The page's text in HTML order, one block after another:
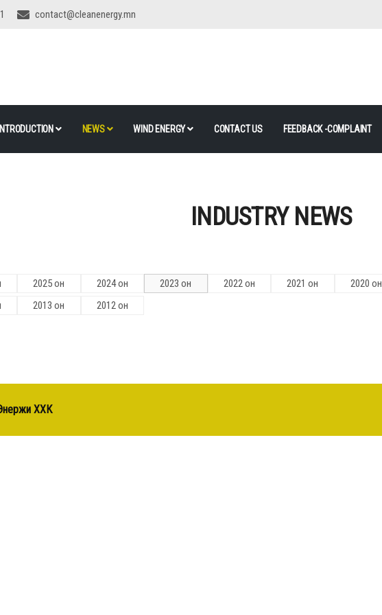
contact@cleanenergy.mn
NEWS WIND ENERGY CONTACT US FEEDBACK -COMPLAINT
INDUSTRY NEWS
2025 он 2024 он 2023 он 2022 он 2021 он 2020 он
2013 он 2012 он
ХХК